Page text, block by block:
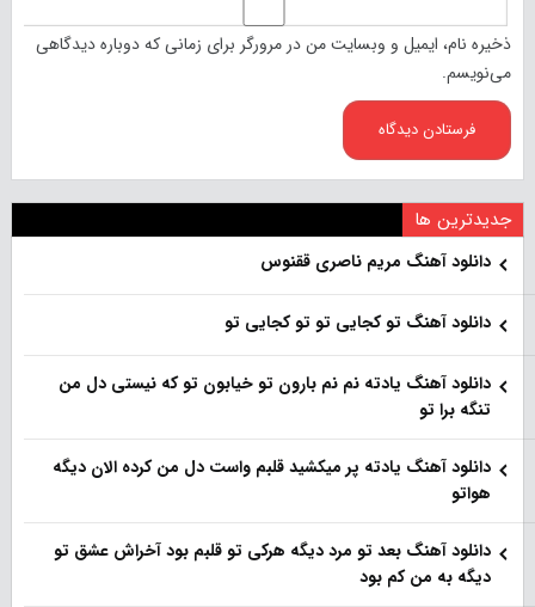
ذخیره نام، ایمیل و وبسایت من در مرورگر برای زمانی که دوباره دیدگاهی
می‌نویسم.
جدیدترین ها
دانلود آهنگ مریم ناصری ققنوس
دانلود آهنگ تو کجایی تو تو کجایی تو
دانلود آهنگ یادته نم نم بارون تو خیابون تو که نیستی دل من
تنگه برا تو
دانلود آهنگ یادته پر میکشید قلبم واست دل من کرده الان دیگه
هواتو
دانلود آهنگ بعد تو مرد دیگه هرکی تو قلبم بود آخراش عشق تو
دیگه به من کم بود